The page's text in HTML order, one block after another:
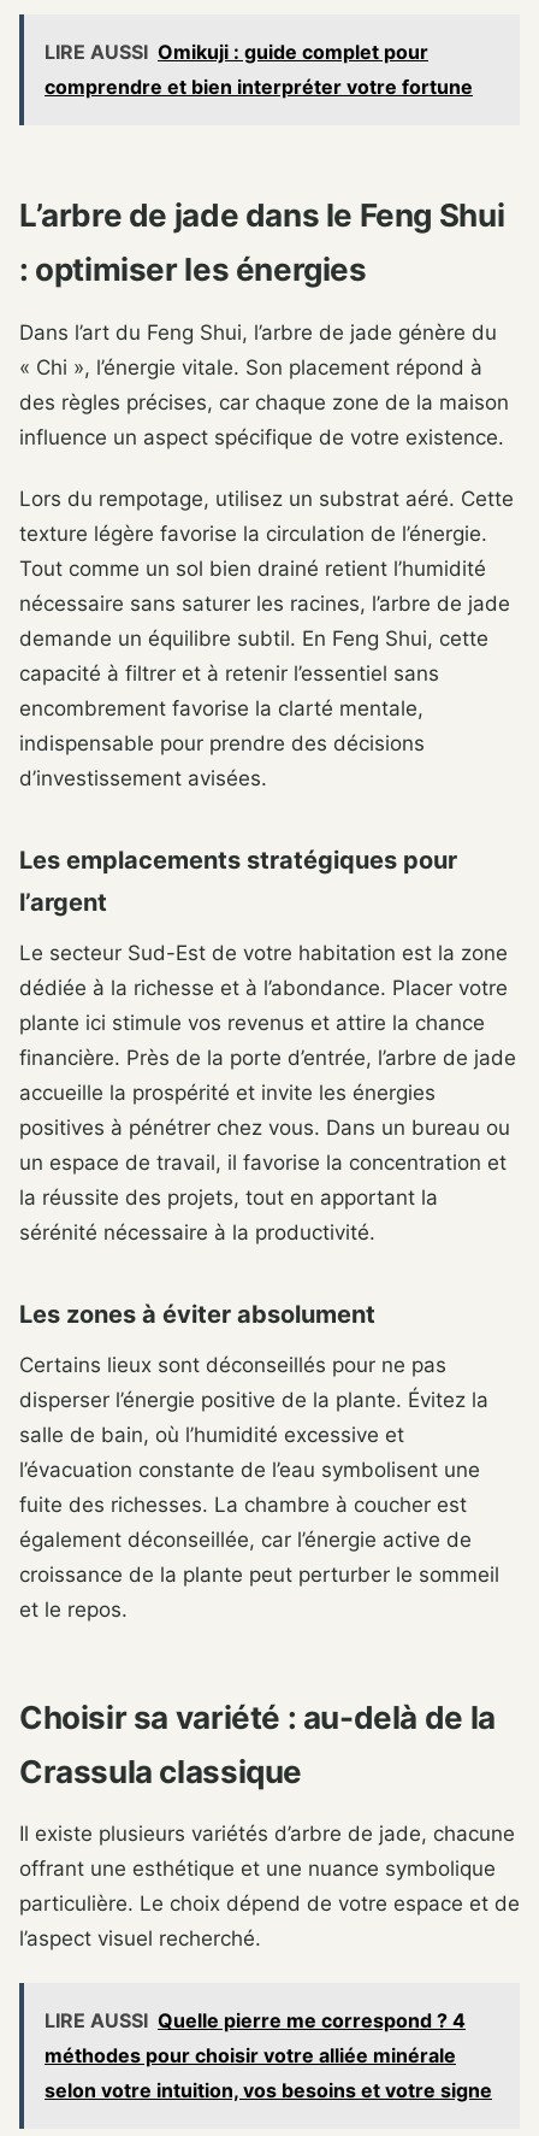
LIRE AUSSI Omikuji : guide complet pour
comprendre et bien interpréter votre fortune
L’arbre de jade dans le Feng Shui
: optimiser les énergies
Dans l’art du Feng Shui, l’arbre de jade génère du
« Chi », l’énergie vitale. Son placement répond à
des règles précises, car chaque zone de la maison
influence un aspect spécifique de votre existence.
Lors du rempotage, utilisez un substrat aéré. Cette
texture légère favorise la circulation de l’énergie.
Tout comme un sol bien drainé retient l’humidité
nécessaire sans saturer les racines, l’arbre de jade
demande un équilibre subtil. En Feng Shui, cette
capacité à filtrer et à retenir l’essentiel sans
encombrement favorise la clarté mentale,
indispensable pour prendre des décisions
d’investissement avisées.
Les emplacements stratégiques pour
l’argent
Le secteur Sud-Est de votre habitation est la zone
dédiée à la richesse et à l’abondance. Placer votre
plante ici stimule vos revenus et attire la chance
financière. Près de la porte d’entrée, l’arbre de jade
accueille la prospérité et invite les énergies
positives à pénétrer chez vous. Dans un bureau ou
un espace de travail, il favorise la concentration et
la réussite des projets, tout en apportant la
sérénité nécessaire à la productivité.
Les zones à éviter absolument
Certains lieux sont déconseillés pour ne pas
disperser l’énergie positive de la plante. Évitez la
salle de bain, où l’humidité excessive et
l’évacuation constante de l’eau symbolisent une
fuite des richesses. La chambre à coucher est
également déconseillée, car l’énergie active de
croissance de la plante peut perturber le sommeil
et le repos.
Choisir sa variété : au-delà de la
Crassula classique
Il existe plusieurs variétés d’arbre de jade, chacune
offrant une esthétique et une nuance symbolique
particulière. Le choix dépend de votre espace et de
l’aspect visuel recherché.
LIRE AUSSI Quelle pierre me correspond ? 4
méthodes pour choisir votre alliée minérale
selon votre intuition, vos besoins et votre signe